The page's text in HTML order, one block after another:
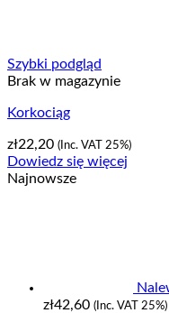
Szybki podgląd
Brak w magazynie
Korkociąg
zł22,20 (Inc. VAT 25%)
Dowiedz się więcej
Najnowsze
zł42,60 (Inc. VAT 25%)